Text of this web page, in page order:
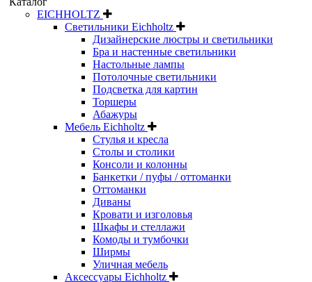
EICHHOLTZ
Светильники Eichholtz
Дизайнерские люстры и светильники
Бра и настенные светильники
Настольные лампы
Потолочные светильники
Подсветка для картин
Торшеры
Абажуры
Мебель Eichholtz
Стулья и кресла
Столы и столики
Консоли и колонны
Банкетки / пуфы / оттоманки
Оттоманки
Диваны
Кровати и изголовья
Шкафы и стеллажи
Комоды и тумбочки
Ширмы
Уличная мебель
Аксессуары Eichholtz